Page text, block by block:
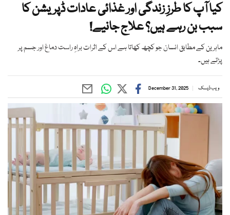
کیا آپ کا طرزِ زندگی اور غذائی عادات ڈپریشن کا
سبب بن رہے ہیں؟ علاج جانیے!
ماہرین کے مطابق انسان جو کچھ کھاتا ہے اس کے اثرات براہِ راست دماغ اور جسم پر
پڑتے ہیں۔
ویب ڈیسک December 31, 2025